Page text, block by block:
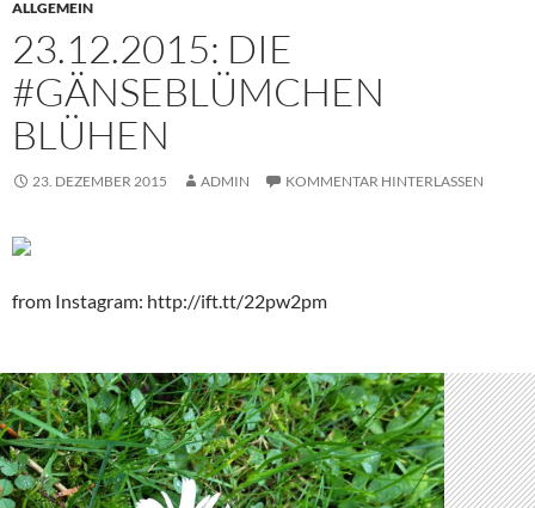
ALLGEMEIN
23.12.2015: DIE
#GÄNSEBLÜMCHEN
BLÜHEN
23. DEZEMBER 2015 ADMIN KOMMENTAR HINTERLASSEN
from Instagram: http://ift.tt/22pw2pm